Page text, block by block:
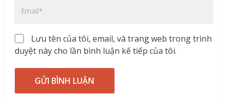
Lưu tên của tôi, email, và trang web trong trình
duyệt này cho lần bình luận kế tiếp của tôi.